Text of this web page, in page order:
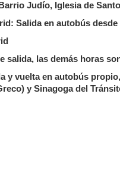
Judío, Iglesia de
Salida en autobús
salida, las demás horas
y vuelta en autobús
y Sinagoga del